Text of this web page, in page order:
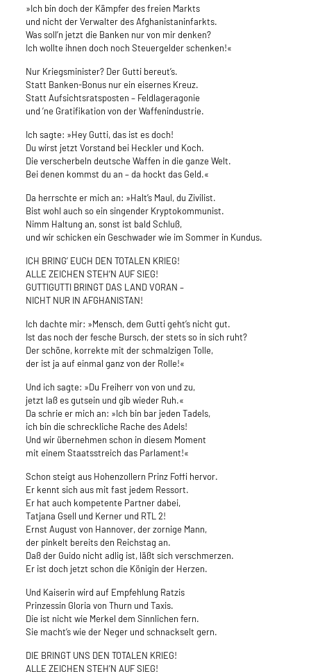
»Ich bin doch der Kämpfer des freien Markts
und nicht der Verwalter des Afghanistaninfarkts.
Was soll’n jetzt die Banken nur von mir denken?
Ich wollte ihnen doch noch Steuergelder schenken!«
Nur Kriegsminister? Der Gutti bereut’s.
Statt Banken-Bonus nur ein eisernes Kreuz.
Statt Aufsichtsratsposten – Feldlageragonie
und ’ne Gratifikation von der Waffenindustrie.
Ich sagte: »Hey Gutti, das ist es doch!
Du wirst jetzt Vorstand bei Heckler und Koch.
Die verscherbeln deutsche Waffen in die ganze Welt.
Bei denen kommst du an – da hockt das Geld.«
Da herrschte er mich an: »Halt’s Maul, du Zivilist.
Bist wohl auch so ein singender Kryptokommunist.
Nimm Haltung an, sonst ist bald Schluß,
und wir schicken ein Geschwader wie im Sommer in Kundus.
ICH BRING’ EUCH DEN TOTALEN KRIEG!
ALLE ZEICHEN STEH’N AUF SIEG!
GUTTIGUTTI BRINGT DAS LAND VORAN –
NICHT NUR IN AFGHANISTAN!
Ich dachte mir: »Mensch, dem Gutti geht’s nicht gut.
Ist das noch der fesche Bursch, der stets so in sich ruht?
Der schöne, korrekte mit der schmalzigen Tolle,
der ist ja auf einmal ganz von der Rolle!«
Und ich sagte: »Du Freiherr von von und zu,
jetzt laß es gutsein und gib wieder Ruh.«
Da schrie er mich an: »Ich bin bar jeden Tadels,
ich bin die schreckliche Rache des Adels!
Und wir übernehmen schon in diesem Moment
mit einem Staatsstreich das Parlament!«
Schon steigt aus Hohenzollern Prinz Foffi hervor.
Er kennt sich aus mit fast jedem Ressort.
Er hat auch kompetente Partner dabei,
Tatjana Gsell und Kerner und RTL 2!
Ernst August von Hannover, der zornige Mann,
der pinkelt bereits den Reichstag an.
Daß der Guido nicht adlig ist, läßt sich verschmerzen.
Er ist doch jetzt schon die Königin der Herzen.
Und Kaiserin wird auf Empfehlung Ratzis
Prinzessin Gloria von Thurn und Taxis.
Die ist nicht wie Merkel dem Sinnlichen fern.
Sie macht’s wie der Neger und schnackselt gern.
DIE BRINGT UNS DEN TOTALEN KRIEG!
ALLE ZEICHEN STEH’N AUF SIEG!